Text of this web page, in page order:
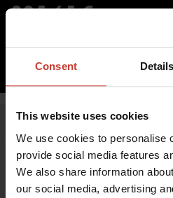
Consent Details
This website uses cookies
We use cookies to personalise
provide social media features
We also share information
our social media, advertising
205,65 €
LISÄÄ